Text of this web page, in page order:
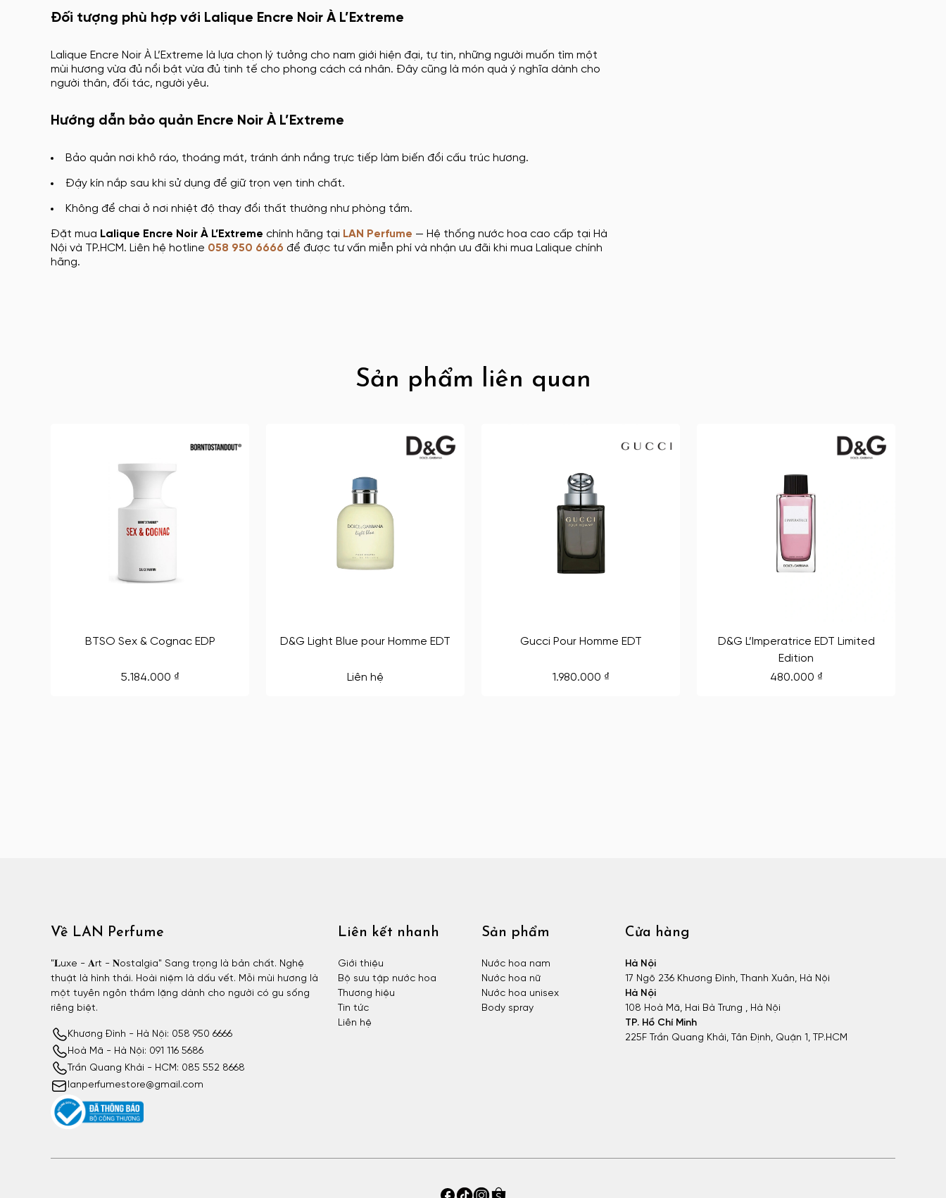
Đối tượng phù hợp với Lalique Encre Noir À L’Extreme
Lalique Encre Noir À L’Extreme là lựa chọn lý tưởng cho nam giới hiện đại, tự tin, những người muốn tìm một
mùi hương vừa đủ nổi bật vừa đủ tinh tế cho phong cách cá nhân. Đây cũng là món quà ý nghĩa dành cho
người thân, đối tác, người yêu.
Hướng dẫn bảo quản Encre Noir À L’Extreme
Bảo quản nơi khô ráo, thoáng mát, tránh ánh nắng trực tiếp làm biến đổi cấu trúc hương.
Đậy kín nắp sau khi sử dụng để giữ trọn vẹn tinh chất.
Không để chai ở nơi nhiệt độ thay đổi thất thường như phòng tắm.
Đặt mua Lalique Encre Noir À L’Extreme chính hãng tại LAN Perfume — Hệ thống nước hoa cao cấp tại Hà
Nội và TP.HCM. Liên hệ hotline 058 950 6666 để được tư vấn miễn phí và nhận ưu đãi khi mua Lalique chính
hãng.
Sản phẩm liên quan
BTSO Sex & Cognac EDP
5.184.000 ₫
D&G Light Blue pour Homme EDT
Liên hệ
Gucci Pour Homme EDT
1.980.000 ₫
D&G L’Imperatrice EDT Limited
Edition
480.000 ₫
Về LAN Perfume
"𝐋uxe - 𝐀rt - 𝐍ostalgia" Sang trọng là bản chất. Nghệ
thuật là hình thái. Hoài niệm là dấu vết. Mỗi mùi hương là
một tuyên ngôn thầm lặng dành cho người có gu sống
riêng biệt.
Khương Đình - Hà Nội: 058 950 6666
Hoà Mã - Hà Nội: 091 116 5686
Trần Quang Khải - HCM: 085 552 8668
lanperfumestore@gmail.com
Liên kết nhanh
Giới thiệu
Bộ sưu tập nước hoa
Thương hiệu
Tin tức
Liên hệ
Sản phẩm
Nước hoa nam
Nước hoa nữ
Nước hoa unisex
Body spray
Cửa hàng
Hà Nội
17 Ngõ 236 Khương Đình, Thanh Xuân, Hà Nội
Hà Nội
108 Hoà Mã, Hai Bà Trưng , Hà Nội
TP. Hồ Chí Minh
225F Trần Quang Khải, Tân Định, Quận 1, TP.HCM